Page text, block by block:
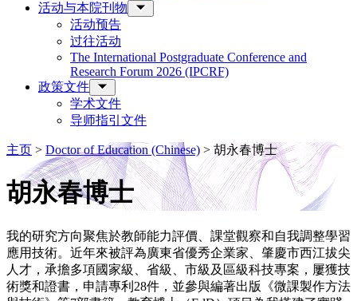
活动与本院刊物
活动预告
过往活动
The International Postgraduate Conference and
Research Forum 2026 (IPCRF)
政策文件
学术文件
导师指引文件
主页 > Doctor of Education (Chinese) > 胡永春博士
胡永春博士
我的研究方向聚焦於教師能力評價、課堂觀察和自我調整學習
應用技術。近年來被評為廣東省優秀企業家、肇慶市西江拔尖
人才，承擔多項國家級、省級、市級及區級科技專案，屢獲技
術獎和證書，申請專利28件，並參與編著出版《微課製作方法